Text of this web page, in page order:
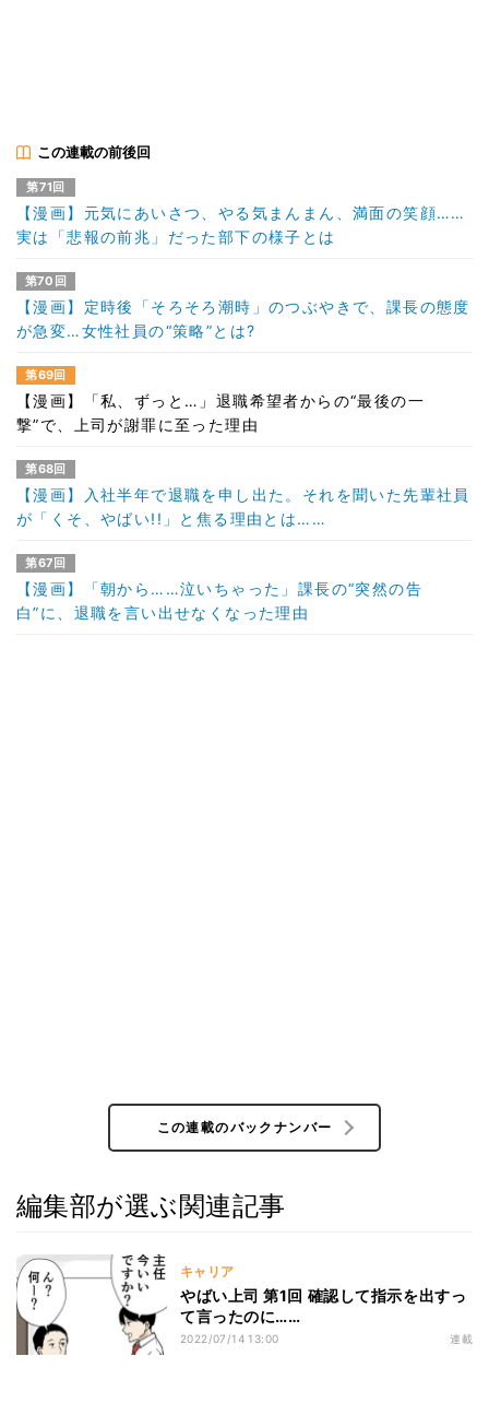
この連載の前後回
第71回
【漫画】元気にあいさつ、やる気まんまん、満面の笑顔……
実は「悲報の前兆」だった部下の様子とは
第70回
【漫画】定時後「そろそろ潮時」のつぶやきで、課長の態度
が急変…女性社員の“策略”とは?
第69回
【漫画】「私、ずっと…」退職希望者からの“最後の一
撃”で、上司が謝罪に至った理由
第68回
【漫画】入社半年で退職を申し出た。それを聞いた先輩社員
が「くそ、やばい!!」と焦る理由とは……
第67回
【漫画】「朝から……泣いちゃった」課長の“突然の告
白”に、退職を言い出せなくなった理由
この連載のバックナンバー
編集部が選ぶ関連記事
キャリア
やばい上司 第1回 確認して指示を出すっ
て言ったのに……
2022/07/14 13:00 連載